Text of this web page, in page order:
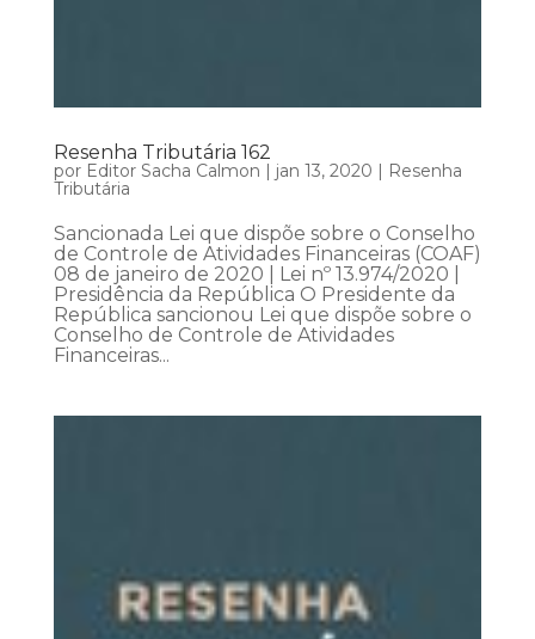
Resenha Tributária 162
por Editor Sacha Calmon | jan 13, 2020 | Resenha
Tributária
Sancionada Lei que dispõe sobre o Conselho
de Controle de Atividades Financeiras (COAF)
08 de janeiro de 2020 | Lei nº 13.974/2020 |
Presidência da República O Presidente da
República sancionou Lei que dispõe sobre o
Conselho de Controle de Atividades
Financeiras...